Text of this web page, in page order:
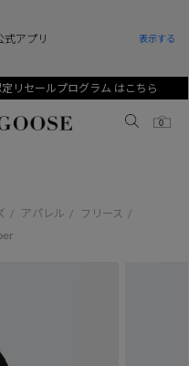
リセールプログラム はこちら
Canada Goose
0
は、アウター
を通じて、長く愛される製
/ アパレル / フリース /
式アプリ 表示する